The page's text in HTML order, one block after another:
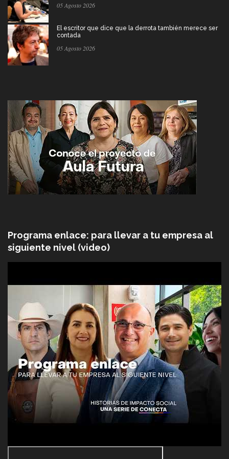
05 Agosto 2026
El escritor que dice que la derrota también merece ser
contada
05 Agosto 2026
Programa enlace: para llevar a tu empresa al
siguiente nivel (video)